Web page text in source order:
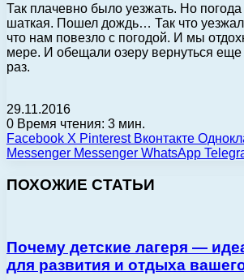
Так плачевно было уезжать. Но
шаткая. Пошел дождь… Так что
что нам повезло с погодой. И мы
мере. И обещали озеру вернуться
раз.
29.11.2016
0 Время чтения: 3 мин.
Facebook X Pinterest Вконтакте
Messenger Messenger WhatsApp
ПОХОЖИЕ СТАТЬИ
Почему детские лагеря —
для развития и отдыха